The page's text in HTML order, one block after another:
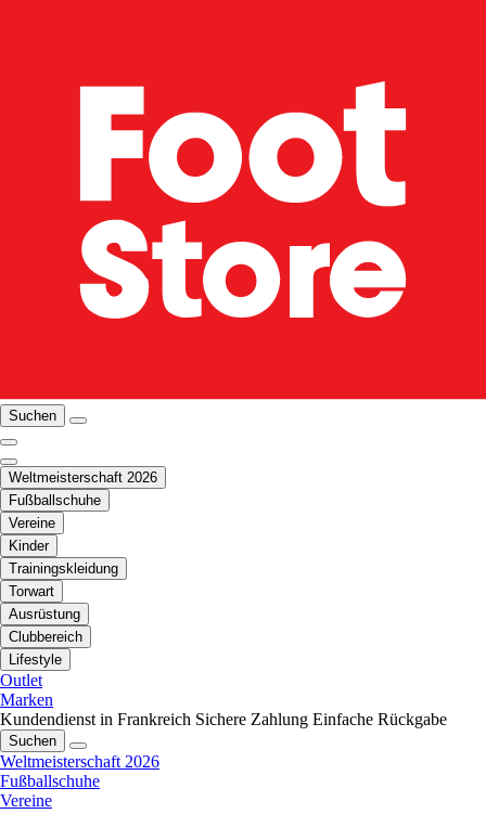
Suchen
Weltmeisterschaft 2026
Fußballschuhe
Vereine
Kinder
Trainingskleidung
Torwart
Ausrüstung
Clubbereich
Lifestyle
Outlet
Marken
Kundendienst in Frankreich Sichere Zahlung Einfache Rückgabe
Suchen
Weltmeisterschaft 2026
Fußballschuhe
Vereine